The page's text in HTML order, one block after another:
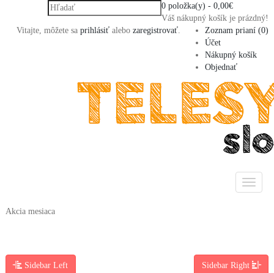
0 položka(y) - 0,00€
Váš nákupný košík je prázdný!
Zoznam prianí (0)
Účet
Nákupný košík
Objednať
Vitajte, môžete sa prihlásiť alebo zaregistrovať.
Akcia mesiaca
Sidebar Left Sidebar Right